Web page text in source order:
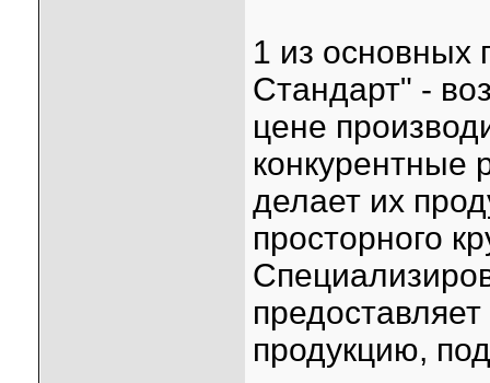
1 из основных
Стандарт" -
цене
конкурентные
делает их
просторного
продукцию,